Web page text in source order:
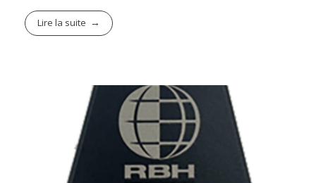
Lire la suite